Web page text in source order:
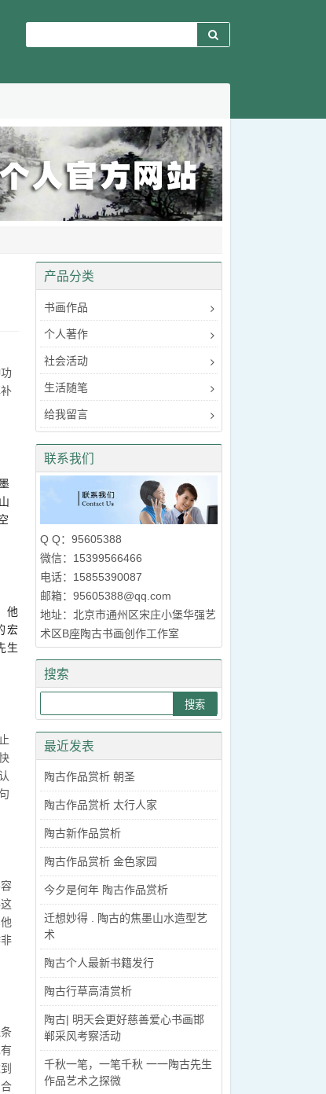
他
宏
生
产品分类
书画作品
个人著作
社会活动
生活随笔
给我留言
联系我们
Q Q：95605388
微信：15399566466
电话：15855390087
邮箱：95605388@qq.com
地址：北京市通州区宋庄小堡华强艺
术区B座陶古书画创作工作室
搜索
最近发表
陶古作品赏析 朝圣
陶古作品赏析 太行人家
陶古新作品赏析
陶古作品赏析 金色家园
今夕是何年 陶古作品赏析
迁想妙得 . 陶古的焦墨山水造型艺
术
陶古个人最新书籍发行
陶古行草高清赏析
陶古| 明天会更好慈善爱心书画邯
郸采风考察活动
千秋一笔，一笔千秋 一一陶古先生
作品艺术之探微